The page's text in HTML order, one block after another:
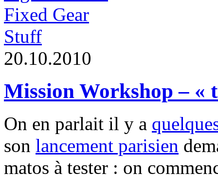
Stuff
20.10.2010
Mission Workshop – «
On en parlait il y a
son lancement parisien
matos à tester : on